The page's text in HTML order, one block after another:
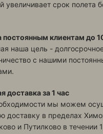
увеличивает срок полета
постоянным клиентам до
наша цель -
с нашими
доставка за 1 час
мы можем
доставку в пределах
и Путилково в течении